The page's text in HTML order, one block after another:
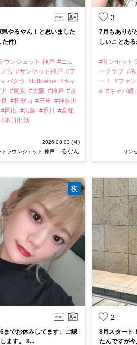
やるやん！と思いました
た件)
ウンジェット 神戸 #ニュ
宮 #サンセット神戸 #フ
バクラ #followme #キャ
#東京 #大阪 #神戸 #京
#和歌山 #三重 #神奈川
#岡山 #広島 #香川
#高知
#本日出勤
2026.08.03 (月)
トラウンジェット 神戸
るなん
3
7月もありが
しいことあ
#サンセット
ークラブ #
ー！
#ファン
e #キャバ嬢
サン
夜
までお休みしてます。ご認
ます。 8...
2
8月スタート
たんですが